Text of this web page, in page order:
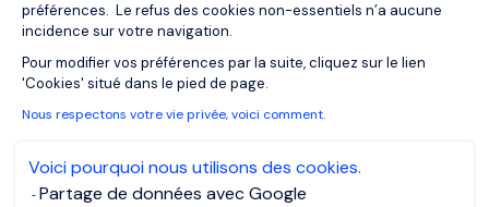
préférences. Le refus des cookies non-essentiels n’a aucune
incidence sur votre navigation.
Pour modifier vos préférences par la suite, cliquez sur le lien
'Cookies' situé dans le pied de page.
Nous respectons votre vie privée, voici comment.
Voici pourquoi nous utilisons des cookies.
Partage de données avec Google